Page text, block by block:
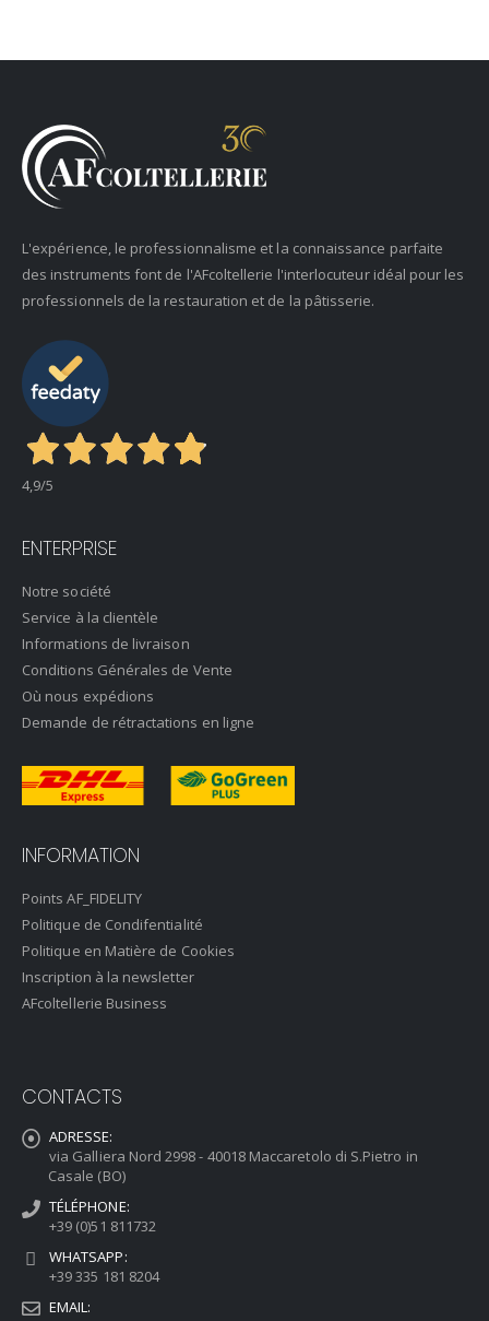
L'expérience, le professionnalisme et la connaissance parfaite
des instruments font de l'AFcoltellerie l'interlocuteur idéal pour les
professionnels de la restauration et de la pâtisserie.
4,9/5
ENTERPRISE
Notre société
Service à la clientèle
Informations de livraison
Conditions Générales de Vente
Où nous expédions
Demande de rétractations en ligne
INFORMATION
Points AF_FIDELITY
Politique de Condifentialité
Politique en Matière de Cookies
Inscription à la newsletter
AFcoltellerie Business
CONTACTS
ADRESSE:
via Galliera Nord 2998 - 40018 Maccaretolo di S.Pietro in
Casale (BO)
TÉLÉPHONE:
+39 (0)51 811732
WHATSAPP:
+39 335 181 8204
EMAIL: